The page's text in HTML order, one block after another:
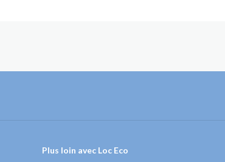
Plus loin avec Loc Eco